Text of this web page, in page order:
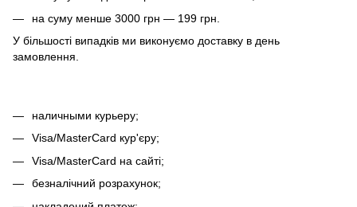
на суму менше 3000 грн — 199 грн.
У більшості випадків ми виконуємо доставку в день
замовлення.
наличными курьеру;
Visa/MasterCard кур'єру;
Visa/MasterCard на сайті;
безналічний розрахунок;